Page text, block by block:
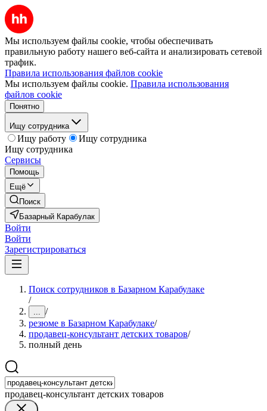
Мы используем файлы cookie, чтобы обеспечивать
правильную работу нашего веб-сайта и анализировать сетевой
трафик.
Правила использования файлов cookie
Мы используем файлы cookie. Правила использования
файлов cookie
Понятно
Ищу сотрудника
Ищу работу
Ищу сотрудника
Ищу сотрудника
Сервисы
Помощь
Ещё
Поиск
Базарный Карабулак
Войти
Войти
Зарегистрироваться
Поиск сотрудников в Базарном Карабулаке
/
... /
резюме в Базарном Карабулаке/
продавец-консультант детских товаров/
полный день
продавец-консультант детских товаров